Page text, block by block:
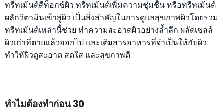
ทรีทเม้นต์ดีท็อกซ์ผิว ทรีทเม้นต์เพิ่มความชุ่มชื้น หรือทรีทเม้นต์
ผลักวิตามินเข้าสู่ผิว เป็นสิ่งสำคัญในการดูแลสุขภาพผิวโดยรวม
ทรีทเม้นต์เหล่านี้ช่วย ทำความสะอาดผิวอย่างล้ำลึก ผลัดเซลล์
ผิวเก่าที่ตายแล้วออกไป และเติมสารอาหารที่จำเป็นให้กับผิว
ทำให้ผิวดูสะอาด สดใส และสุขภาพดี
ทำไมต้องทำก่อน 30